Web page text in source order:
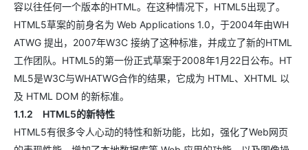
容以往任何一个版本的HTML。在这种情况下，HTML5出现了。
HTML5草案的前身名为 Web Applications 1.0，于2004年由WH
ATWG 提出，2007年W3C 接纳了这种标准，并成立了新的HTML
工作团队。HTML5的第一份正式草案于2008年1月22日公布。HT
ML5是W3C与WHATWG合作的结果，它成为 HTML、XHTML 以
及 HTML DOM 的新标准。
1.1.2 HTML5的新特性
HTML5有很多令人心动的特性和新功能，比如，强化了Web网页